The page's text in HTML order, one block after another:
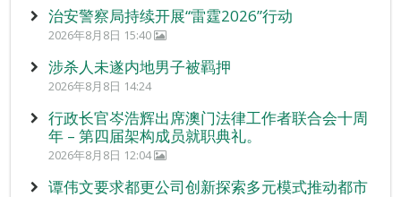
治安警察局持续开展“雷霆2026”行动
2026年8月8日 15:40
涉杀人未遂内地男子被羁押
2026年8月8日 14:24
行政长官岑浩辉出席澳门法律工作者联合会十周
年 – 第四届架构成员就职典礼。
2026年8月8日 12:04
谭伟文要求都更公司创新探索多元模式推动都市